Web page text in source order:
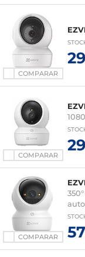
COMPARAR
COMPARAR
COMPARAR